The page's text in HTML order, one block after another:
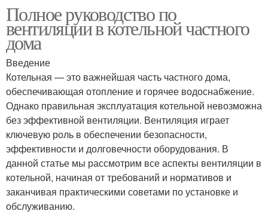
Полное руководство по
вентиляции в котельной частного
дома
Введение
Котельная — это важнейшая часть частного дома,
обеспечивающая отопление и горячее водоснабжение.
Однако правильная эксплуатация котельной невозможна
без эффективной вентиляции. Вентиляция играет
ключевую роль в обеспечении безопасности,
эффективности и долговечности оборудования. В
данной статье мы рассмотрим все аспекты вентиляции в
котельной, начиная от требований и нормативов и
заканчивая практическими советами по установке и
обслуживанию.